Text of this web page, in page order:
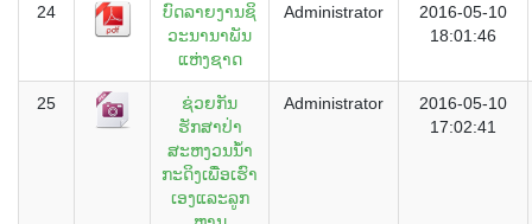
24
ບົດລາຍງານຊິ
ວະນານາພັນ
ແຫ່ງຊາດ
Administrator
2016-05-10
18:01:46
25
ຊ່ວຍກັນ
ຮັກສາປ່າ
ສະຫງວນນ້ຳ
ກະດິງເພື່ອເຮົາ
ເອງແລະລູກ
Administrator
2016-05-10
17:02:41